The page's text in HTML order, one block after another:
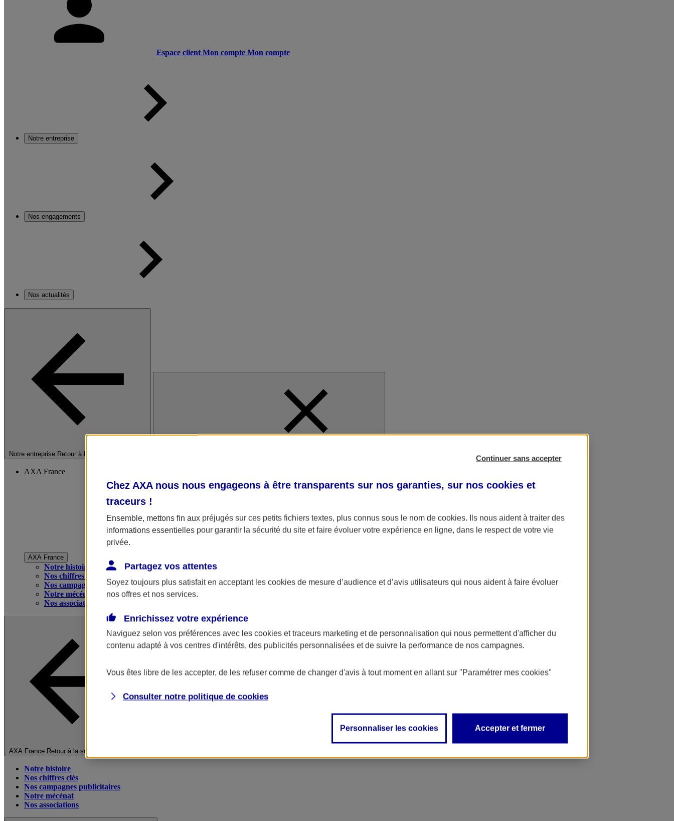
Espace client Mon compte Mon compte
Notre entreprise
Nos engagements
Nos actualités
Notre entreprise Retour à la section précédente
AXA France
AXA France
Notre histoire
Nos chiffres clés
Nos campagnes publicitaires
Notre mécénat
Nos associations
AXA France Retour à la section précédente
Notre histoire
Nos chiffres clés
Nos campagnes publicitaires
Notre mécénat
Nos associations
Continuer sans accepter
Chez AXA nous nous engageons à être transparents sur nos garanties, sur nos cookies et
traceurs !
Ensemble, mettons fin aux préjugés sur ces petits fichiers textes, plus connus sous le nom de cookies. Ils nous aident à traiter des
informations essentielles pour garantir la sécurité du site et faire évoluer votre expérience en ligne, dans le respect de votre vie
privée.
Partagez vos attentes
Soyez toujours plus satisfait en acceptant les cookies de mesure d’audience et d’avis utilisateurs qui nous aident à faire évoluer
nos offres et nos services.
Enrichissez votre expérience
Naviguez selon vos préférences avec les cookies et traceurs marketing et de personnalisation qui nous permettent d'afficher du
contenu adapté à vos centres d'intérêts, des publicités personnalisées et de suivre la performance de nos campagnes.
Vous êtes libre de les accepter, de les refuser comme de changer d'avis à tout moment en allant sur "Paramétrer mes cookies"
Consulter notre politique de cookies
Personnaliser les cookies Accepter et fermer